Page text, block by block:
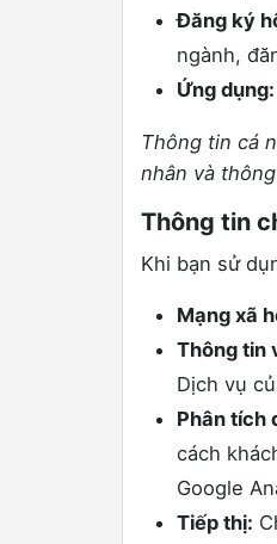
Đăng ký
ngành,
Ứng dụng:
Thông tin cá
nhân và
Thông tin
Khi bạn sử
Mạng xã
Thông tin
Dịch vụ
Phân tích
cách
Google
Tiếp thị: